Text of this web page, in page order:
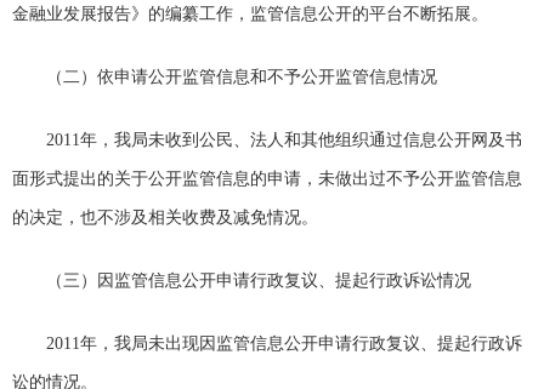
金融业发展报告》的编纂工作，监管信息公开的平台不断拓展。
（二）依申请公开监管信息和不予公开监管信息情况
2011年，我局未收到公民、法人和其他组织通过信息公开网及书
面形式提出的关于公开监管信息的申请，未做出过不予公开监管信息
的决定，也不涉及相关收费及减免情况。
（三）因监管信息公开申请行政复议、提起行政诉讼情况
2011年，我局未出现因监管信息公开申请行政复议、提起行政诉
讼的情况。